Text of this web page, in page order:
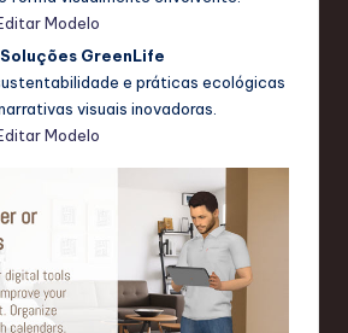
Modelo
GreenLife
e práticas ecológicas
visuais inovadoras.
Modelo